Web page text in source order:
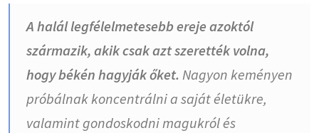
A halál legfélelmetesebb ereje azoktól
származik, akik csak azt szerették volna,
hogy békén hagyják őket. Nagyon keményen
próbálnak koncentrálni a saját életükre,
valamint gondoskodni magukról és